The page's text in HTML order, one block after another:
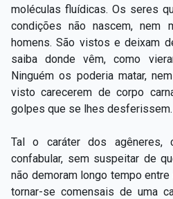
moléculas fluídicas. Os seres
condições não nascem, nem
homens. São vistos e deixam
saiba donde vêm, como
Ninguém os poderia matar,
visto carecerem de corpo
golpes que se lhes desferissem.
Tal o caráter dos
confabular, sem suspeitar de
não demoram longo tempo
tornar-se comensais de uma